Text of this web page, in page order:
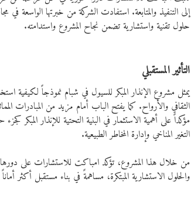
إلى التنفيذ والمتابعة. استفادت الشركة من خبرتها الواسعة في
حلول تقنية واستشارية تضمن نجاح المشروع واستدامته.
التأثير المستقبلي
يمثل مشروع الإنذار المبكر للسيول في شبام نموذجاً لكيفية
الثقافي والأرواح. كما يفتح الباب أمام مزيد من المبادرات
مؤكداً على أهمية الاستثمار في البنية التحتية للإنذار المبكر
التغير المناخي وإدارة المخاطر الطبيعية.
من خلال هذا المشروع، تؤكد امباكت للاستشارات على دورها
والحلول الاستشارية المبتكرة، مساهمةً في بناء مستقبل أكثر